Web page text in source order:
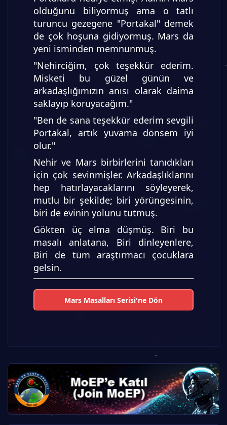
olduğunu biliyormuş ama o tatlı
turuncu gezegene "Portakal" demek
de çok hoşuna gidiyormuş. Mars da
yeni isminden memnunmuş.
"Nehirciğim, çok teşekkür ederim.
Misketi bu güzel günün ve
arkadaşlığımızın anısı olarak daima
saklayıp koruyacağım."
"Ben de sana teşekkür ederim sevgili
Portakal, artık yuvama dönsem iyi
olur."
Nehir ve Mars birbirlerini tanıdıkları
için çok sevinmişler. Arkadaşlıklarını
hep hatırlayacaklarını söyleyerek,
mutlu bir şekilde; biri yörüngesinin,
biri de evinin yolunu tutmuş.
Gökten üç elma düşmüş. Biri bu
masalı anlatana, Biri dinleyenlere,
Biri de tüm araştırmacı çocuklara
gelsin.
Mars Masalları Serisi'ne Dön